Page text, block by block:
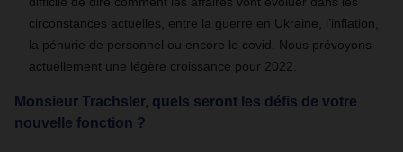
circonstances actuelles, entre la guerre en Ukraine, l’inflation,
la pénurie de personnel ou encore le covid. Nous prévoyons
actuellement une légère croissance pour 2022.
Monsieur Trachsler, quels seront les défis de votre
nouvelle fonction ?